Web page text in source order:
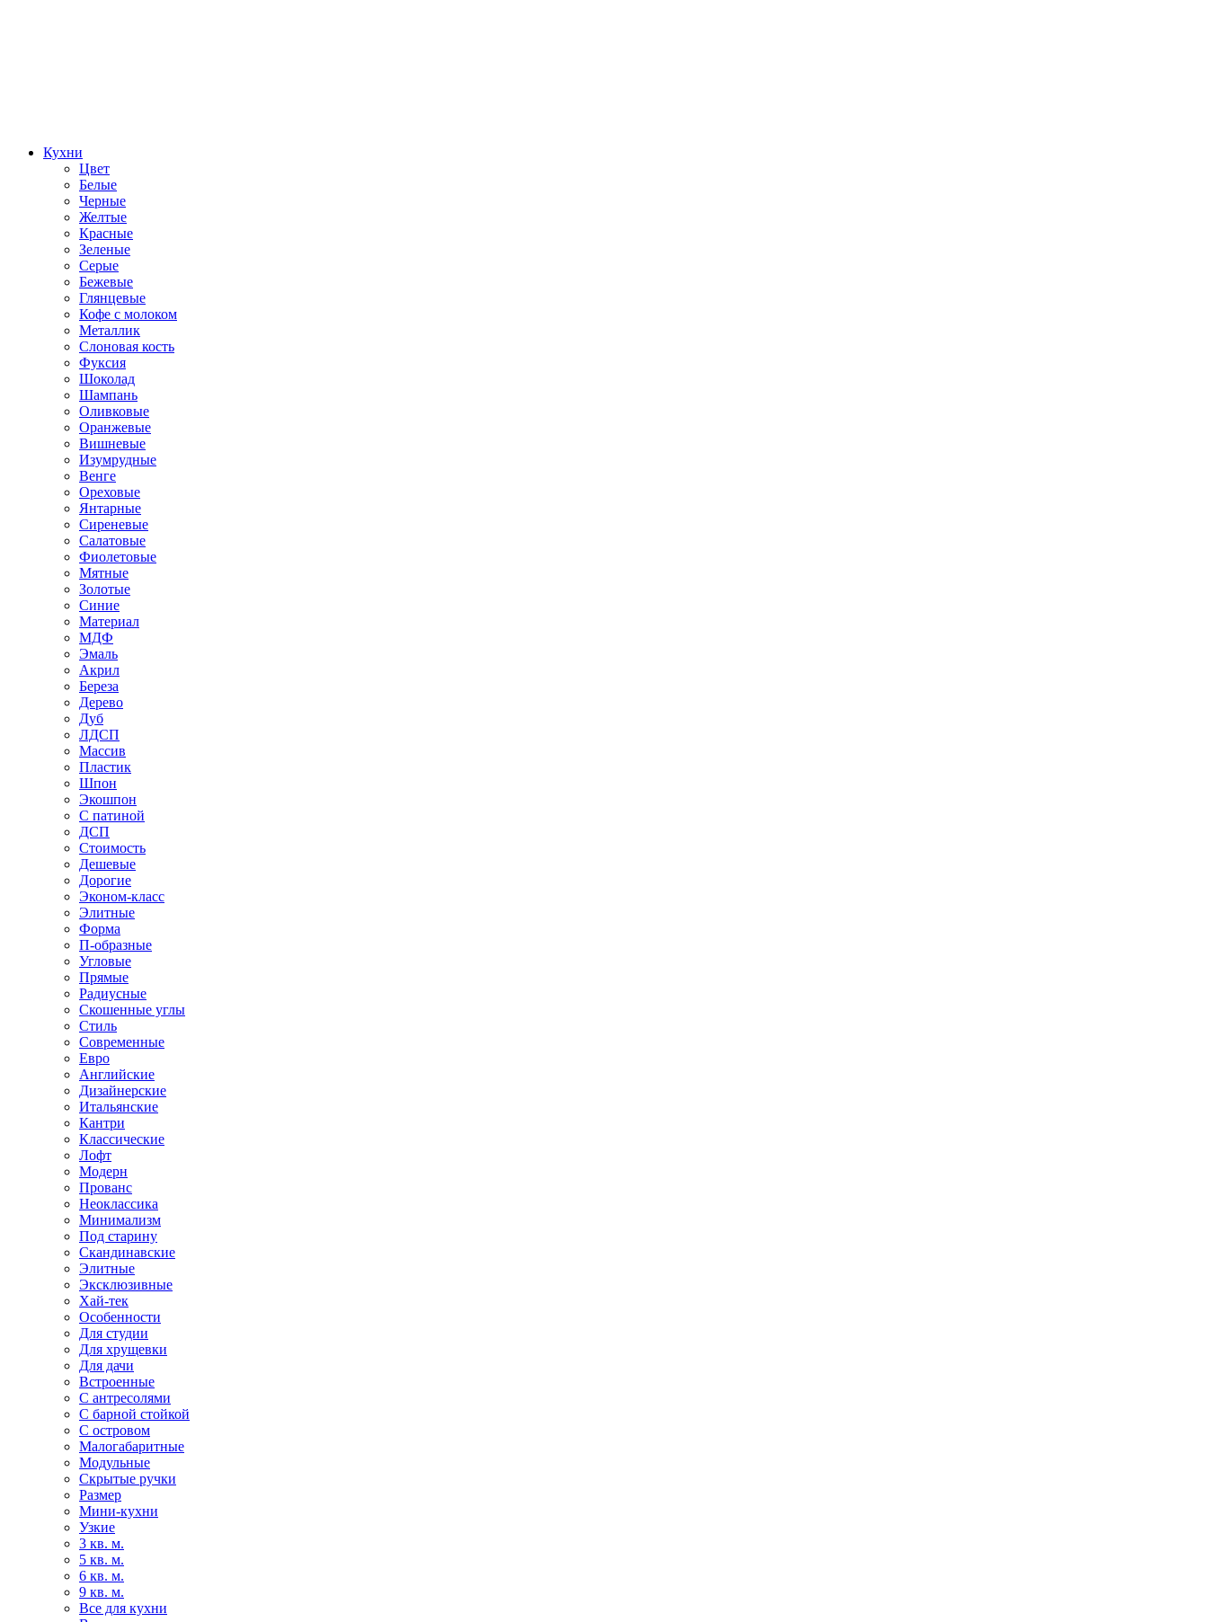
Кухни
Цвет
Белые
Черные
Желтые
Красные
Зеленые
Серые
Бежевые
Глянцевые
Кофе с молоком
Металлик
Слоновая кость
Фуксия
Шоколад
Шампань
Оливковые
Оранжевые
Вишневые
Изумрудные
Венге
Ореховые
Янтарные
Сиреневые
Салатовые
Фиолетовые
Мятные
Золотые
Синие
Материал
МДФ
Эмаль
Акрил
Береза
Дерево
Дуб
ЛДСП
Массив
Пластик
Шпон
Экошпон
С патиной
ДСП
Стоимость
Дешевые
Дорогие
Эконом-класс
Элитные
Форма
П-образные
Угловые
Прямые
Радиусные
Скошенные углы
Стиль
Современные
Евро
Английские
Дизайнерские
Итальянские
Кантри
Классические
Лофт
Модерн
Прованс
Неоклассика
Минимализм
Под старину
Скандинавские
Элитные
Эксклюзивные
Хай-тек
Особенности
Для студии
Для хрущевки
Для дачи
Встроенные
С антресолями
С барной стойкой
С островом
Малогабаритные
Модульные
Скрытые ручки
Размер
Мини-кухни
Узкие
3 кв. м.
5 кв. м.
6 кв. м.
9 кв. м.
Все для кухни